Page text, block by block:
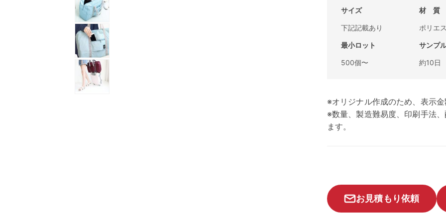
サイズ
下記記載あり
材 質
ポリエ
最小ロット
500個〜
サンプ
約10日
※オリジナル作成のため、表示
※数量、製造難易度、印刷手法
ます。
お見積もり依頼